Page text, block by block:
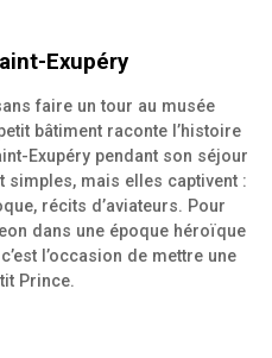
Exupéry
faire un tour au musée
bâtiment raconte l’histoire
Exupéry pendant son séjour
simples, mais elles captivent :
récits d’aviateurs. Pour
dans une époque héroïque
l’occasion de mettre une
Prince.